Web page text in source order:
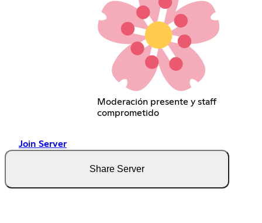
Moderación presente y staff
comprometido
Join Server
Share Server